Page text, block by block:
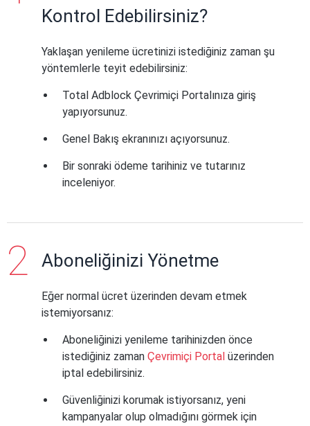
Kontrol Edebilirsiniz?
Yaklaşan yenileme ücretinizi istediğiniz zaman şu
yöntemlerle teyit edebilirsiniz:
Total Adblock Çevrimiçi Portalınıza giriş
yapıyorsunuz.
Genel Bakış ekranınızı açıyorsunuz.
Bir sonraki ödeme tarihiniz ve tutarınız
inceleniyor.
Aboneliğinizi Yönetme
Eğer normal ücret üzerinden devam etmek
istemiyorsanız:
Aboneliğinizi yenileme tarihinizden önce
istediğiniz zaman Çevrimiçi Portal üzerinden
iptal edebilirsiniz.
Güvenliğinizi korumak istiyorsanız, yeni
kampanyalar olup olmadığını görmek için